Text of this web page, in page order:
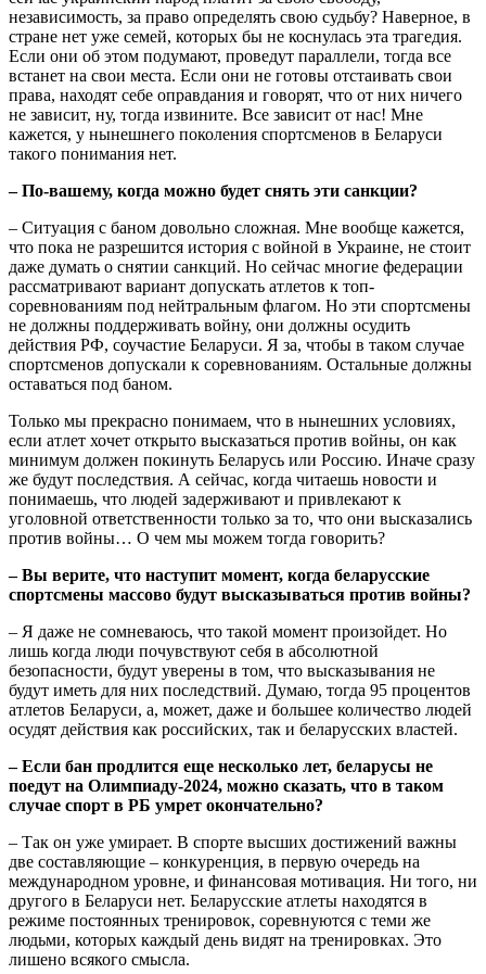
независимость, за право определять свою судьбу? Наверное, в
стране нет уже семей, которых бы не коснулась эта трагедия.
Если они об этом подумают, проведут параллели, тогда все
встанет на свои места. Если они не готовы отстаивать свои
права, находят себе оправдания и говорят, что от них ничего
не зависит, ну, тогда извините. Все зависит от нас! Мне
кажется, у нынешнего поколения спортсменов в Беларуси
такого понимания нет.
– По-вашему, когда можно будет снять эти санкции?
– Ситуация с баном довольно сложная. Мне вообще кажется,
что пока не разрешится история с войной в Украине, не стоит
даже думать о снятии санкций. Но сейчас многие федерации
рассматривают вариант допускать атлетов к топ-
соревнованиям под нейтральным флагом. Но эти спортсмены
не должны поддерживать войну, они должны осудить
действия РФ, соучастие Беларуси. Я за, чтобы в таком случае
спортсменов допускали к соревнованиям. Остальные должны
оставаться под баном.
Только мы прекрасно понимаем, что в нынешних условиях,
если атлет хочет открыто высказаться против войны, он как
минимум должен покинуть Беларусь или Россию. Иначе сразу
же будут последствия. А сейчас, когда читаешь новости и
понимаешь, что людей задерживают и привлекают к
уголовной ответственности только за то, что они высказались
против войны… О чем мы можем тогда говорить?
– Вы верите, что наступит момент, когда беларусские
спортсмены массово будут высказываться против войны?
– Я даже не сомневаюсь, что такой момент произойдет. Но
лишь когда люди почувствуют себя в абсолютной
безопасности, будут уверены в том, что высказывания не
будут иметь для них последствий. Думаю, тогда 95 процентов
атлетов Беларуси, а, может, даже и большее количество людей
осудят действия как российских, так и беларусских властей.
– Если бан продлится еще несколько лет, беларусы не
поедут на Олимпиаду-2024, можно сказать, что в таком
случае спорт в РБ умрет окончательно?
– Так он уже умирает. В спорте высших достижений важны
две составляющие – конкуренция, в первую очередь на
международном уровне, и финансовая мотивация. Ни того, ни
другого в Беларуси нет. Беларусские атлеты находятся в
режиме постоянных тренировок, соревнуются с теми же
людьми, которых каждый день видят на тренировках. Это
лишено всякого смысла.